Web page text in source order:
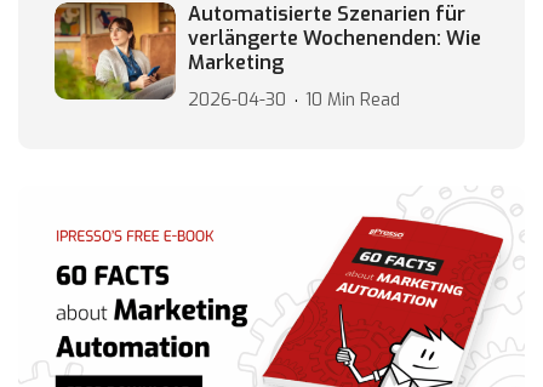
Automatisierte Szenarien für
verlängerte Wochenenden: Wie
Marketing
2026-04-30 10 Min Read